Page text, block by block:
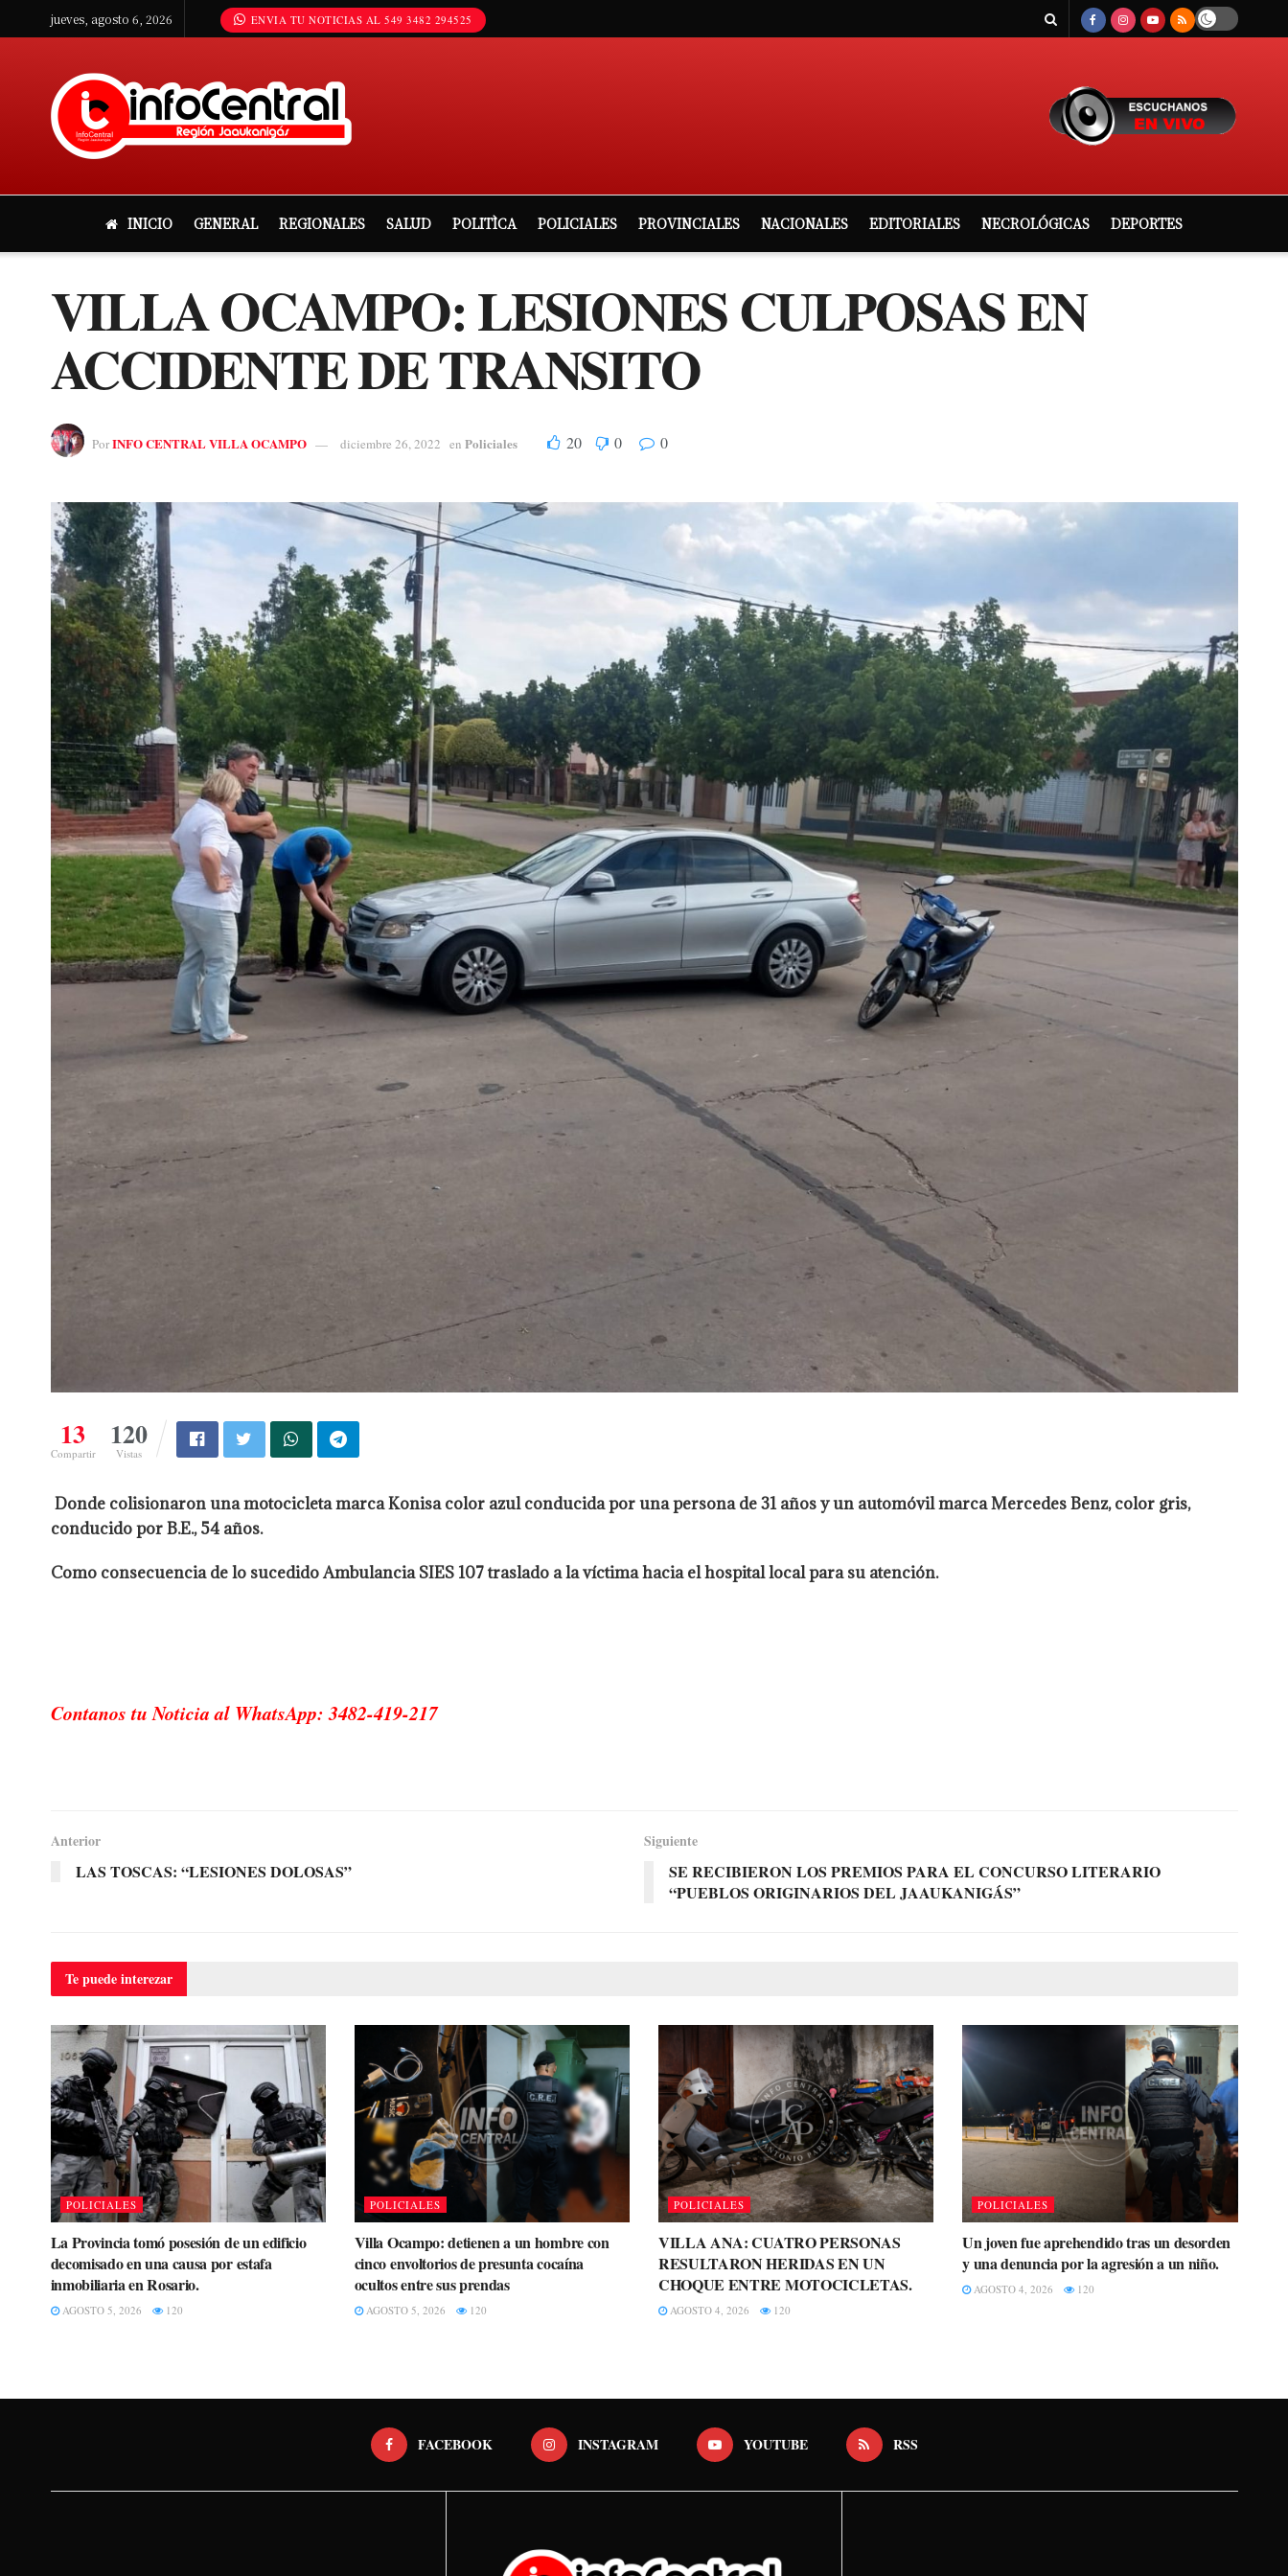
jueves, agosto 6, 2026 ENVIA TU NOTICIAS AL 549 3482 294525
INICIO GENERAL REGIONALES SALUD POLITÌCA POLICIALES PROVINCIALES NACIONALES EDITORIALES NECROLÓGICAS DEPORTES
VILLA OCAMPO: LESIONES CULPOSAS EN
ACCIDENTE DE TRANSITO
PorINFO CENTRAL VILLA OCAMPO diciembre 26, 2022 en Policiales 20 0 0
13
Compartir
120
Vistas
Donde colisionaron una motocicleta marca Konisa color azul conducida por una persona de 31 años y un automóvil marca Mercedes Benz, color gris,
conducido por B.E., 54 años.
Como consecuencia de lo sucedido Ambulancia SIES 107 traslado a la víctima hacia el hospital local para su atención.
Contanos tu Noticia al WhatsApp: 3482-419-217
Anterior
LAS TOSCAS: “LESIONES DOLOSAS”
Siguiente
SE RECIBIERON LOS PREMIOS PARA EL CONCURSO LITERARIO
“PUEBLOS ORIGINARIOS DEL JAAUKANIGÁS”
Te puedeinterezar
POLICIALES
La Provincia tomó posesión de un edificio
decomisado en una causa por estafa
inmobiliaria en Rosario.
AGOSTO 5, 2026 120
POLICIALES
Villa Ocampo: detienen a un hombre con
cinco envoltorios de presunta cocaína
ocultos entre sus prendas
AGOSTO 5, 2026 120
POLICIALES
VILLA ANA: CUATRO PERSONAS
RESULTARON HERIDAS EN UN
CHOQUE ENTRE MOTOCICLETAS.
AGOSTO 4, 2026 120
POLICIALES
Un joven fue aprehendido tras un desorden
y una denuncia por la agresión a un niño.
AGOSTO 4, 2026 120
FACEBOOK INSTAGRAM YOUTUBE RSS